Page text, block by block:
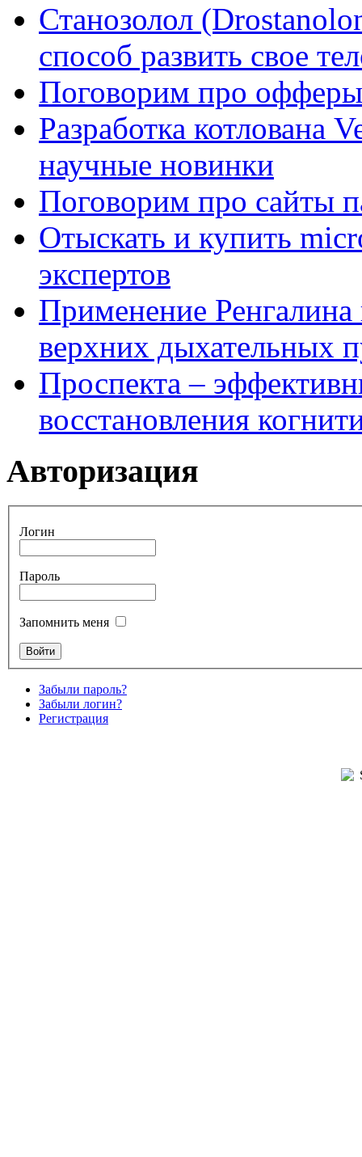
Станозолол
способ развить свое
Поговорим про
Разработка котлована
научные новинки
Поговорим про сайты
Отыскать и купить
экспертов
Применение Ренгалина
верхних дыхательных
Проспекта –
восстановления
Авторизация
Логин
Пароль
Запомнить меня
Забыли пароль?
Забыли логин?
Регистрация